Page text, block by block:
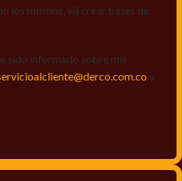
los mismos, vi) crear bases de
sido informado sobre mis
y